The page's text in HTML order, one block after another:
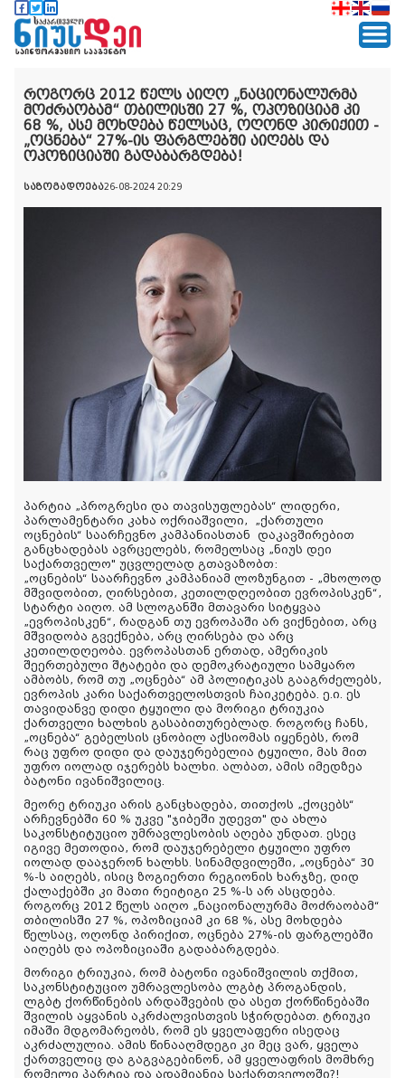
როგორც 2012 წელს აიღო „ნაციონალურმა
მოძრაობამ“ თბილისში 27 %, ოპოზიციამ კი
68 %, ასე მოხდება წელსაც, ოღონდ პირიქით -
„ოცნება“ 27%-ის ფარგლებში აიღებს და
ოპოზიციაში გადაბარგდება!
საზოგადოება26-08-2024 20:29
პარტია „პროგრესი და თავისუფლებას“ ლიდერი,
პარლამენტარი კახა ოქრიაშვილი, „ქართული
ოცნების“ საარჩევნო კამპანიასთან დაკავშირებით
განცხადებას ავრცელებს, რომელსაც „ნიუს დეი
საქართველო" უცვლელად გთავაზობთ:
„ოცნების“ საარჩევნო კამპანიამ ლოზუნგით - „მხოლოდ
მშვიდობით, ღირსებით, კეთილდღეობით ევროპისკენ“,
სტარტი აიღო. ამ სლოგანში მთავარი სიტყვაა
„ევროპისკენ“, რადგან თუ ევროპაში არ ვიქნებით, არც
მშვიდობა გვექნება, არც ღირსება და არც
კეთილდღეობა. ევროპასთან ერთად, ამერიკის
შეერთებული შტატები და დემოკრატიული სამყარო
ამბობს, რომ თუ „ოცნება“ ამ პოლიტიკას გააგრძელებს,
ევროპის კარი საქართველოსთვის ჩაიკეტება. ე.ი. ეს
თავიდანვე დიდი ტყუილი და მორიგი ტრიუკია
ქართველი ხალხის გასაბითურებლად. როგორც ჩანს,
„ოცნება“ გებელსის ცნობილ აქსიომას იყენებს, რომ
რაც უფრო დიდი და დაუჯერებელია ტყუილი, მას მით
უფრო იოლად იჯერებს ხალხი. ალბათ, ამის იმედზეა
ბატონი ივანიშვილიც.
მეორე ტრიუკი არის განცხადება, თითქოს „ქოცებს“
არჩევნებში 60 % უკვე "ჯიბეში უდევთ" და ახლა
საკონსტიტუციო უმრავლესობის აღება უნდათ. ესეც
იგივე მეთოდია, რომ დაუჯერებელი ტყუილი უფრო
იოლად დააჯერონ ხალხს. სინამდვილეში, „ოცნება“ 30
%-ს აიღებს, ისიც ზოგიერთი რეგიონის ხარჯზე, დიდ
ქალაქებში კი მათი რეიტიგი 25 %-ს არ ასცდება.
როგორც 2012 წელს აიღო „ნაციონალურმა მოძრაობამ“
თბილისში 27 %, ოპოზიციამ კი 68 %, ასე მოხდება
წელსაც, ოღონდ პირიქით, ოცნება 27%-ის ფარგლებში
აიღებს და ოპოზიციაში გადაბარგდება.
მორიგი ტრიუკია, რომ ბატონი ივანიშვილის თქმით,
საკონსტიტუციო უმრავლესობა ლგბტ პროგანდის,
ლგბტ ქორწინების არდაშვების და ასეთ ქორწინებაში
შვილის აყვანის აკრძალვისთვის სჭირდებათ. ტრიუკი
იმაში მდგომარეობს, რომ ეს ყველაფერი ისედაც
აკრძალულია. ამის წინააღმდეგი კი მეც ვარ, ყველა
ქართველიც და გაგვაგებინონ, ამ ყველაფრის მომხრე
რომელი პარტია და ადამიანია საქართველოში?!